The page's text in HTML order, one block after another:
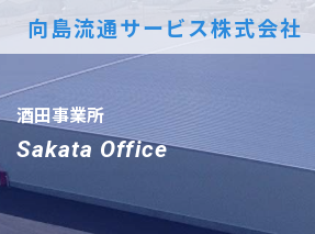
向島流通サービス株式会社
酒田事業所
Sakata Office